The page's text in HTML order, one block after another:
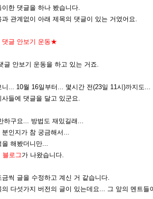
이한 댓글을 하나 봤습니다.
과 관계없이 아래 제목의 댓글이 있는 거였어요.
글 안보기 운동★
글 안보기 운동을 하고 있는 거죠.
니... 10월 16일부터... 몇시간 전(23일 11시)까지도...
들에 댓글을 달고 있군요.
하구요... 방법도 재밌길래...
인지가 참 궁금해서...
해봤더니만...
블로그 가 나왔습니다.
금씩 글을 수정하고 계신 거 같습니다.
의 다섯가지 버전의 글이 있는데요... 그 앞의 멘트들